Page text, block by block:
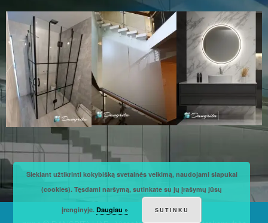
Siekiant užtikrinti kokybišką svetainės veikimą, naudojami slapukai
(cookies). Tęsdami naršymą, sutinkate su jų įrašymų jūsų
įrenginyje.Daugiau » SUTINKU